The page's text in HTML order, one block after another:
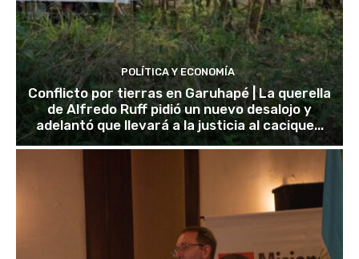
POLÍTICA Y ECONOMÍA
Conflicto por tierras en Garuhapé | La querella
de Alfredo Ruff pidió un nuevo desalojo y
adelantó que llevará a la justicia al cacique...